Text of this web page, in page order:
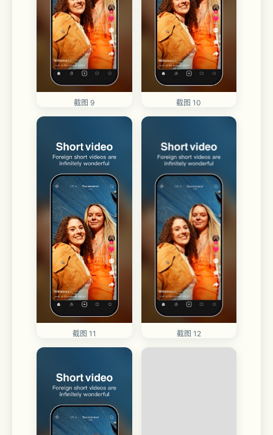
截图 9 截图 10
截图 11 截图 12